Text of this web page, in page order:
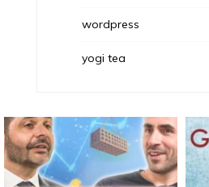
wordpress
yogi tea